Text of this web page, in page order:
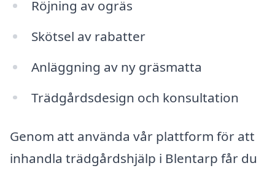
Röjning av ogräs
Skötsel av rabatter
Anläggning av ny gräsmatta
Trädgårdsdesign och konsultation
Genom att använda vår plattform för att
inhandla trädgårdshjälp i Blentarp får du